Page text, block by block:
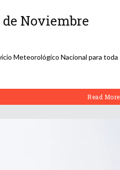
Noviembre
Meteorológico Nacional para toda
Read More